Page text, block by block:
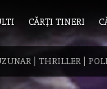
CĂRȚI TINERI
| THRILLER|